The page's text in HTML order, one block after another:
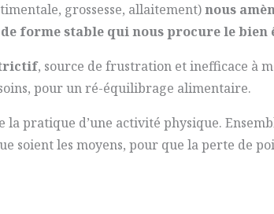
grossesse, allaitement)nous
forme stable qui nous procure le bien
, source de frustration et inefficace à
pour un ré-équilibrage alimentaire.
pratique d’une activité physique.
soient les moyens, pour que la perte de